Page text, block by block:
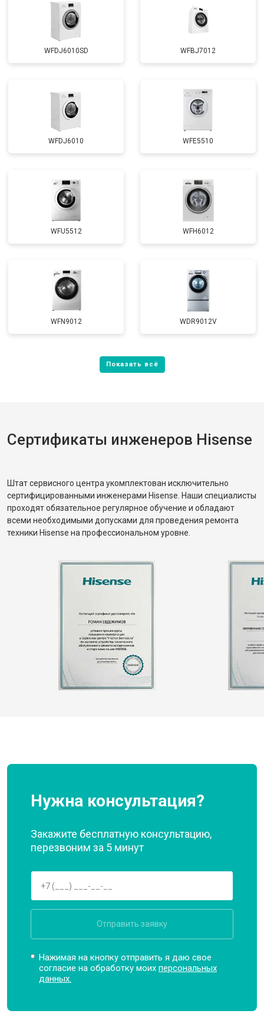
WFDJ6010SD WFBJ7012
WFDJ6010 WFE5510
WFU5512 WFH6012
WFN9012 WDR9012V
Сертификаты инженеров Hisense
Штат сервисного центра укомплектован исключительно
сертифицированными инженерами Hisense. Наши специалисты
проходят обязательное регулярное обучение и обладают
всеми необходимыми допусками для проведения ремонта
техники Hisense на профессиональном уровне.
Нужна консультация?
Закажите бесплатную консультацию,
перезвоним за 5 минут
Отправить заявку
Нажимая на кнопку отправить я даю свое
согласие на обработку моихперсональных
данных.